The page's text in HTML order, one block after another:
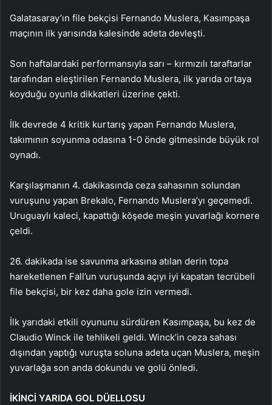
Galatasaray’ın file bekçisi Fernando Muslera, Kasımpaşa
maçının ilk yarısında kalesinde adeta devleşti.
Son haftalardaki performansıyla sarı – kırmızılı taraftarlar
tarafından eleştirilen Fernando Muslera, ilk yarıda ortaya
koyduğu oyunla dikkatleri üzerine çekti.
İlk devrede 4 kritik kurtarış yapan Fernando Muslera,
takımının soyunma odasına 1-0 önde gitmesinde büyük rol
oynadı.
Karşılaşmanın 4. dakikasında ceza sahasının solundan
vuruşunu yapan Brekalo, Fernando Muslera’yı geçemedi.
Uruguaylı kaleci, kapattığı köşede meşin yuvarlağı kornere
çeldi.
26. dakikada ise savunma arkasına atılan derin topa
hareketlenen Fall’un vuruşunda açıyı iyi kapatan tecrübeli
file bekçisi, bir kez daha gole izin vermedi.
İlk yarıdaki etkili oyununu sürdüren Kasımpaşa, bu kez de
Claudio Winck ile tehlikeli geldi. Winck’in ceza sahası
dışından yaptığı vuruşta soluna adeta uçan Muslera, meşin
yuvarlağa son anda dokundu ve golü önledi.
İKİNCİ YARIDA GOL DÜELLOSU